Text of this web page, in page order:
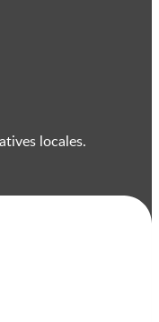
locales.